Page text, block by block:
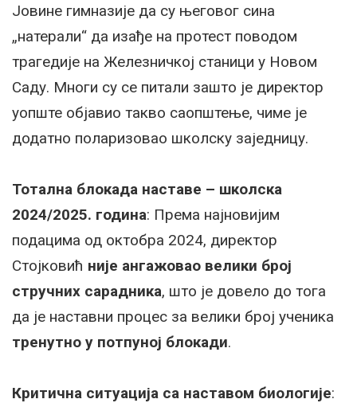
Јовине гимназије да су његовог сина
„натерали“ да изађе на протест поводом
трагедије на Железничкој станици у Новом
Саду. Многи су се питали зашто је директор
уопште објавио такво саопштење, чиме је
додатно поларизовао школску заједницу.
Тотална блокада наставе – школска
2024/2025. година: Према најновијим
подацима од октобра 2024, директор
Стојковић није ангажовао велики број
стручних сарадника, што је довело до тога
да је наставни процес за велики број ученика
тренутно у потпуној блокади.
Критична ситуација са наставом биологије: